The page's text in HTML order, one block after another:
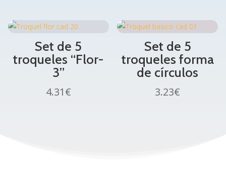
Set de 5
troqueles “Flor-
3”
4.31€
Set de 5
troqueles forma
de círculos
3.23€